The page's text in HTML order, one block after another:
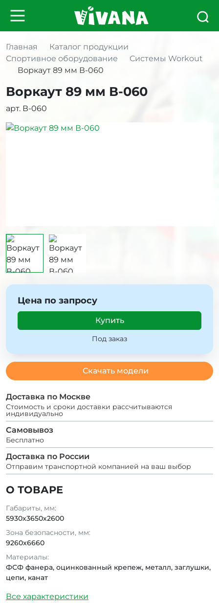
Главная
Каталог продукции
Спортивное оборудование
Системы Workout
Воркаут 89 мм В-060
Воркаут 89 мм В-060
арт. В-060
О ТОВАРЕ
Габариты, мм:
5930х3650х2600
Зона безопасности, мм:
9260x6660
Материалы:
ФСФ фанера, оцинкованный крепеж, металл, заглушки,
цепи, канат
Все характеристики
Цена по запросу
Купить
Под заказ
Скачать модели
Доставка по Москве
Стоимость и сроки доставки рассчитываются
индивидуально
Самовывоз
Бесплатно
Доставка по России
Отправим транспортной компанией на ваш выбор